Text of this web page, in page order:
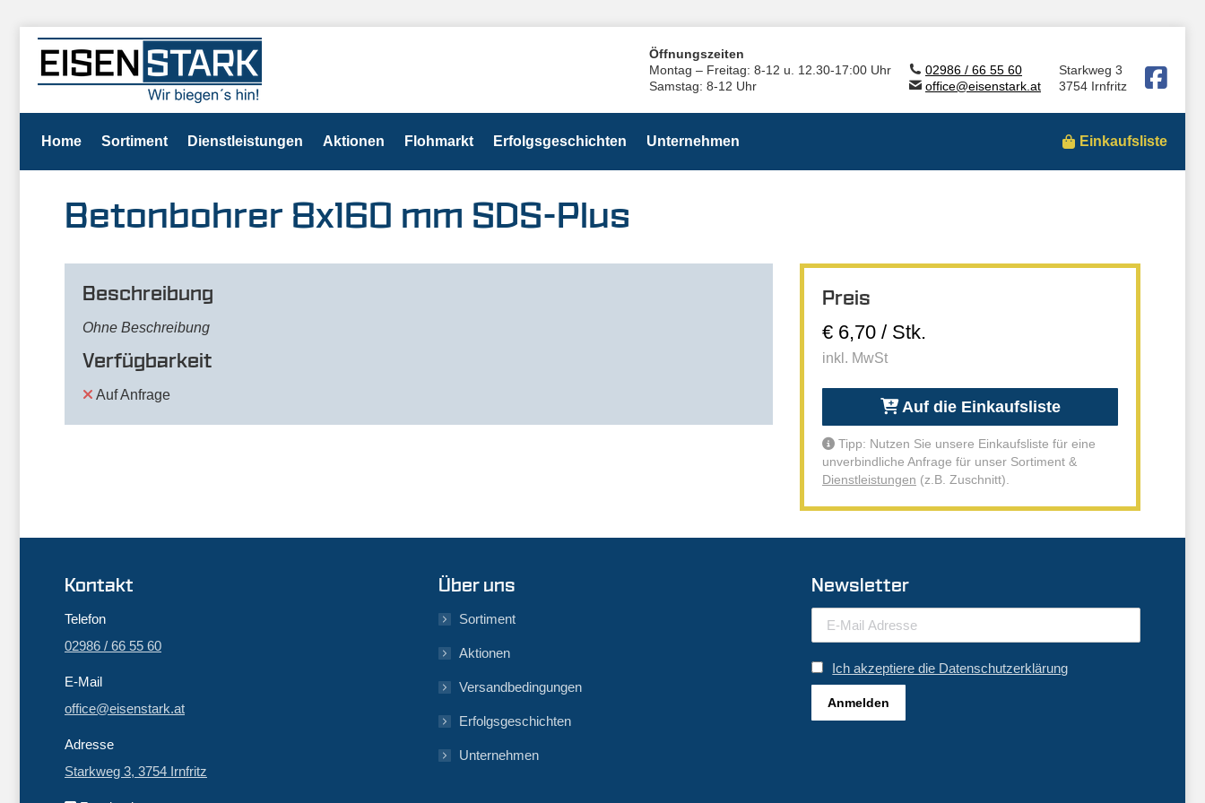
Öffnungszeiten
Montag – Freitag: 8-12 u. 12.30-17:00 Uhr
Samstag: 8-12 Uhr
02986 / 66 55 60
office@eisenstark.at
Starkweg 3
3754 Irnfritz
Home Sortiment Dienstleistungen Aktionen Flohmarkt Erfolgsgeschichten Unternehmen Einkaufsliste
Betonbohrer 8x160 mm SDS-Plus
Beschreibung
Ohne Beschreibung
Verfügbarkeit
Auf Anfrage
Preis
€ 6,70 / Stk.
inkl. MwSt
Auf die Einkaufsliste
Tipp: Nutzen Sie unsere Einkaufsliste für eine
unverbindliche Anfrage für unser Sortiment &
Dienstleistungen (z.B. Zuschnitt).
Kontakt
Telefon
02986 / 66 55 60
E-Mail
office@eisenstark.at
Adresse
Starkweg 3, 3754 Irnfritz
Über uns
Sortiment
Aktionen
Versandbedingungen
Erfolgsgeschichten
Unternehmen
Newsletter
Ich akzeptiere die Datenschutzerklärung